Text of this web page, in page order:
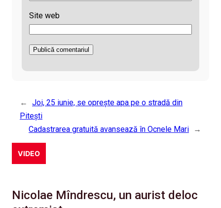
Site web
←
Joi, 25 iunie, se oprește apa pe o stradă din
Pitești
Cadastrarea gratuită avansează în Ocnele Mari
→
VIDEO
Nicolae Mîndrescu, un aurist deloc